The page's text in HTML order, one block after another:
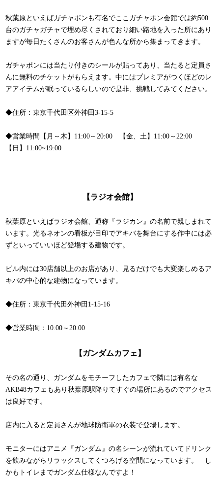
秋葉原といえばガチャポンも有名でここガチャポン会館では約500
台のガチャガチャで埋め尽くされており細い路地を入った所にあり
ますが毎日たくさんのお客さんが色んな所から集まってきます。
ガチャポンには当たり付きのシールが貼ってあり、当たると定員さ
んに無料のチケットがもらえます。中にはプレミアがつくほどのレ
アアイテムが眠っているらしいので是非、挑戦してみてください。
◆住所：東京千代田区外神田3-15-5
◆営業時間【月～木】11:00～20:00 【金、土】11:00～22:00
【日】11:00~19:00
【ラジオ会館】
秋葉原といえばラジオ会館、通称『ラジカン』の名前で親しまれて
います。光るネオンの看板が目印でアキバを舞台にする作中には必
ずといっていいほど登場する建物です。
ビル内には30店舗以上のお店があり、見るだけでも大変楽しめるア
キバの中心的な建物になっています。
◆住所：東京千代田外神田1-15-16
◆営業時間：10:00～20:00
【ガンダムカフェ】
その名の通り、ガンダムをモチーフしたカフェで隣には有名な
AKB48カフェもあり秋葉原駅降りてすぐの場所にあるのでアクセス
は良好です。
店内に入ると定員さんが地球防衛軍の衣装で登場します。
モニターにはアニメ『ガンダム』の名シーンが流れていてドリンク
を飲みながらリラックスしてくつろげる空間になっています。 し
かもトイレまでガンダム仕様なんですよ！